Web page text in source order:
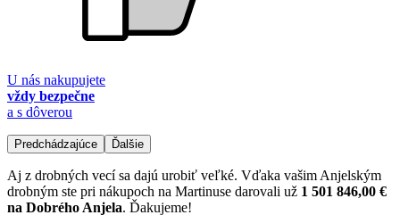
U nás nakupujete
vždy bezpečne
a s dôverou
Predchádzajúce Ďalšie
Aj z drobných vecí sa dajú urobiť veľké. Vďaka vašim Anjelským
drobným ste pri nákupoch na Martinuse darovali už 1 501 846,00 €
na Dobrého Anjela. Ďakujeme!